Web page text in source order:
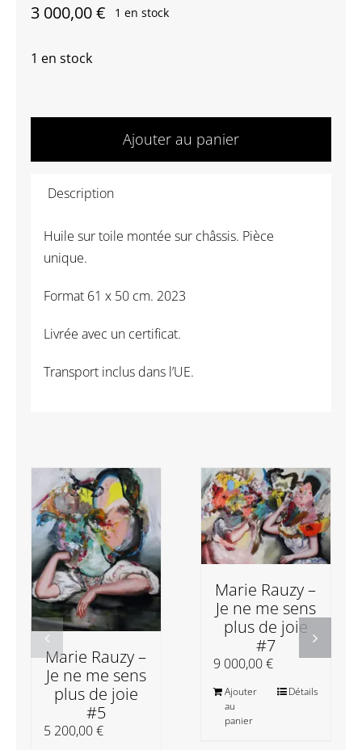
3 000,00€ 1 en stock
1 en stock
de
un
Ajouter au panier
Description
Huile sur toile montée sur châssis. Pièce
unique.
Format 61 x 50 cm. 2023
Livrée avec un certificat.
Transport inclus dans l’UE.
Marie Rauzy –
Je ne me sens
plus de joie
#5
5 200,00€
Marie Rauzy –
Je ne me sens
plus de joie
#7
9 000,00€
Ajouter
au
panier
Détails